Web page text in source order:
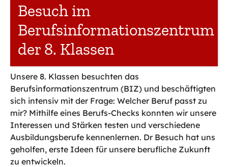
Besuch im
Berufsinformationszentrum
der 8. Klassen
Unsere 8. Klassen besuchten das
Berufsinformationszentrum (BIZ) und beschäftigten
sich intensiv mit der Frage: Welcher Beruf passt zu
mir? Mithilfe eines Berufs-Checks konnten wir unsere
Interessen und Stärken testen und verschiedene
Ausbildungsberufe kennenlernen. Dr Besuch hat uns
geholfen, erste Ideen für unsere berufliche Zukunft
zu entwickeln.